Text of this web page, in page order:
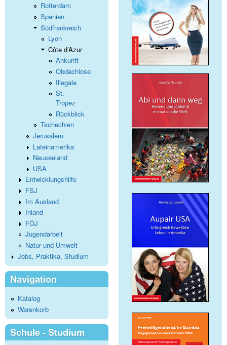
Rotterdam
Spanien
Südfrankreich
Lyon
Côte d’Azur
Ankunft
Obdachlose
Illegale
St.
Tropez
Rückblick
Tschechien
Jerusalem
Lateinamerika
Neuseeland
USA
Entwicklungshilfe
FSJ
Im Ausland
Inland
FÖJ
Jugendarbeit
Natur und Umwelt
Jobs, Praktika, Studium
Navigation
Katalog
Warenkorb
Schule - Studium